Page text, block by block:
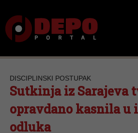
DISCIPLINSKI POSTUPAK
Sutkinja iz Sarajeva
opravdano kasnila u
odluka